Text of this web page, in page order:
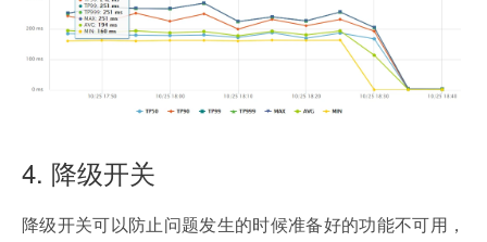
4. 降级开关
降级开关可以防止问题发生的时候准备好的功能不可用，